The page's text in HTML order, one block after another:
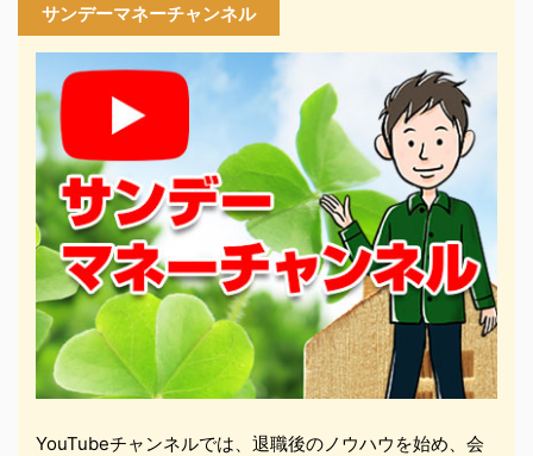
サンデーマネーチャンネル
YouTubeチャンネルでは、退職後のノウハウを始め、会